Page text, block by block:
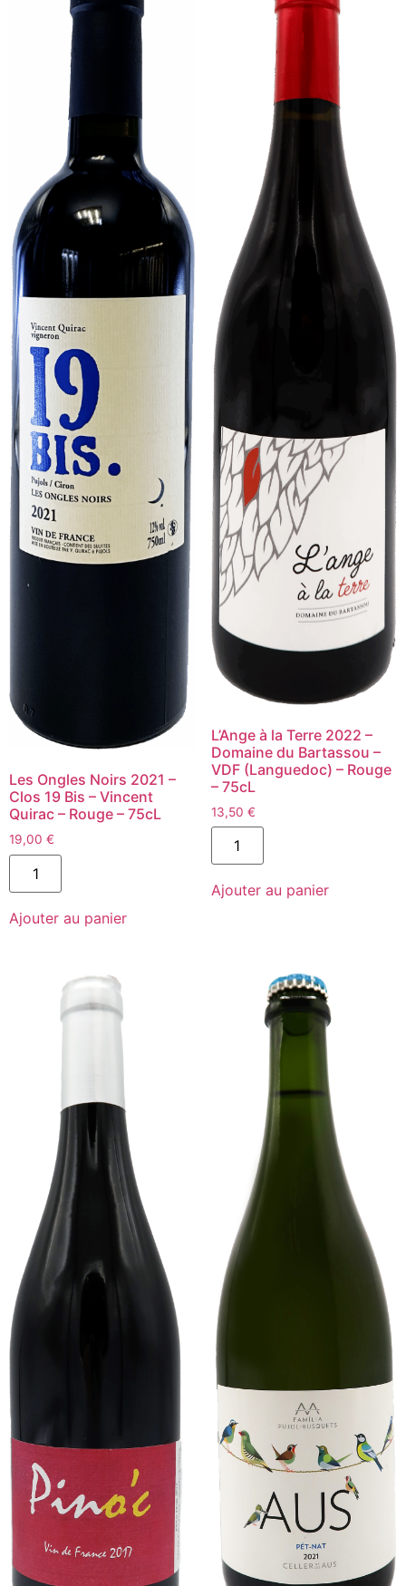
Les Ongles Noirs 2021 –
Clos 19 Bis – Vincent
Quirac – Rouge – 75cL
19,00 €
quantité
Les
Noirs
2021
Ajouter au panier
L’Ange à la Terre 2022 –
Domaine du Bartassou –
VDF (Languedoc) – Rouge
– 75cL
13,50 €
quantité
L'Ange
la
Bartassou
(Languedoc)
Ajouter au panier